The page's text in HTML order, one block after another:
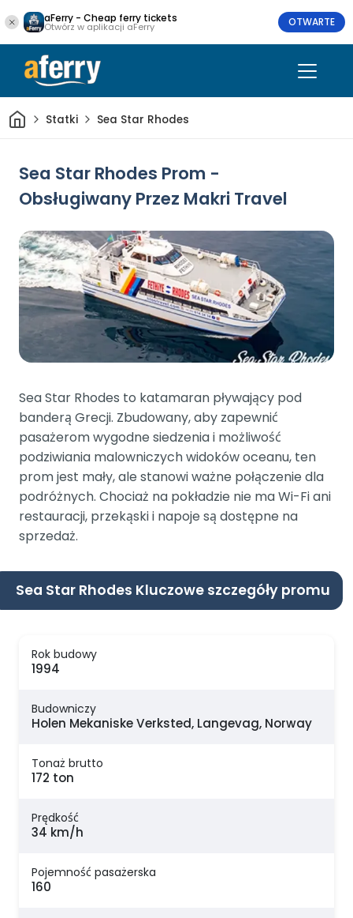
aFerry - Cheap ferry tickets
Otwórz w aplikacji aFerry OTWARTE
DomStatki Sea Star Rhodes
Sea Star Rhodes Prom -
Obsługiwany Przez Makri Travel
Sea Star Rhodes to katamaran pływający pod
banderą Grecji. Zbudowany, aby zapewnić
pasażerom wygodne siedzenia i możliwość
podziwiania malowniczych widoków oceanu, ten
prom jest mały, ale stanowi ważne połączenie dla
podróżnych. Chociaż na pokładzie nie ma Wi-Fi ani
restauracji, przekąski i napoje są dostępne na
sprzedaż.
Sea Star Rhodes Kluczowe szczegóły promu
Rok budowy
1994
Budowniczy
Holen Mekaniske Verksted, Langevag, Norway
Tonaż brutto
172 ton
Prędkość
34 km/h
Pojemność pasażerska
160